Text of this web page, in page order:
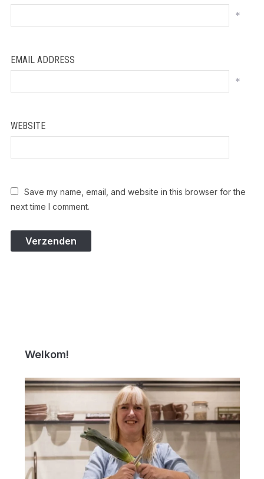
*
EMAIL ADDRESS
*
WEBSITE
Save my name, email, and website in this browser for the
next time I comment.
Welkom!